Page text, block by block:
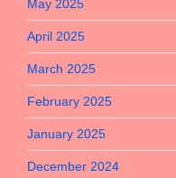
May 2025
April 2025
March 2025
February 2025
January 2025
December 2024